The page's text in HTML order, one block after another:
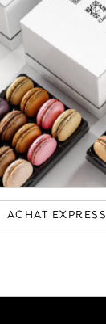
ACHAT EXPRESS